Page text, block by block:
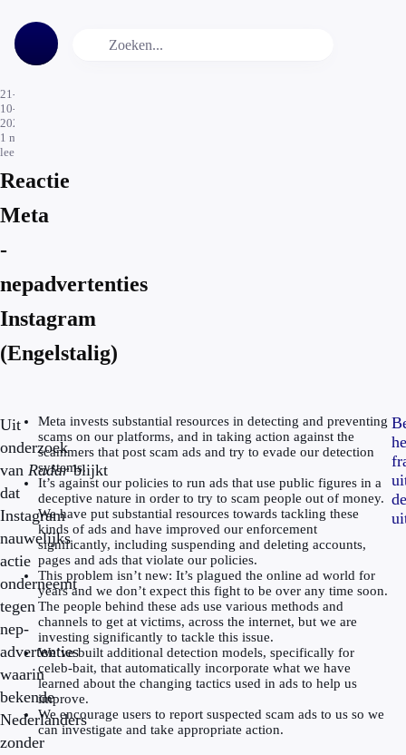
21-
10-
2024
1 min.
leestijd
Reactie
Meta
-
nepadvertenties
Instagram
(Engelstalig)
Uit
onderzoek
van Radarblijkt
dat
Instagram
nauwelijks
actie
onderneemt
tegen
nep-
advertenties
waarin
bekende
Nederlanders
zonder
Meta invests substantial resources in detecting and preventing
scams on our platforms, and in taking action against the
scammers that post scam ads and try to evade our detection
systems.
It’s against our policies to run ads that use public figures in a
deceptive nature in order to try to scam people out of money.
We have put substantial resources towards tackling these
kinds of ads and have improved our enforcement
significantly, including suspending and deleting accounts,
pages and ads that violate our policies.
This problem isn’t new: It’s plagued the online ad world for
years and we don’t expect this fight to be over any time soon.
The people behind these ads use various methods and
channels to get at victims, across the internet, but we are
investing significantly to tackle this issue.
We’ve built additional detection models, specifically for
celeb-bait, that automatically incorporate what we have
learned about the changing tactics used in ads to help us
improve.
We encourage users to report suspected scam ads to us so we
can investigate and take appropriate action.
de